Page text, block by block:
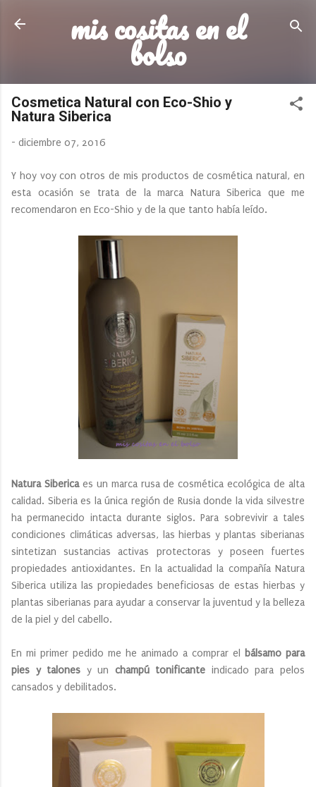
Ir al contenido principal
mis cositas en el
bolso
Cosmetica Natural con Eco-Shio y
Natura Siberica
- diciembre 07, 2016
Y hoy voy con otros de mis productos de cosmética natural, en
esta ocasión se trata de la marca Natura Siberica que me
recomendaron en Eco-Shio y de la que tanto había leído.
Natura Sibericaes un marca rusa de cosmética ecológica de alta
calidad. Siberia es la única región de Rusia donde la vida silvestre
ha permanecido intacta durante siglos. Para sobrevivir a tales
condiciones climáticas adversas, las hierbas y plantas siberianas
sintetizan sustancias activas protectoras y poseen fuertes
propiedades antioxidantes. En la actualidad la compañía Natura
Siberica utiliza las propiedades beneficiosas de estas hierbas y
plantas siberianas para ayudar a conservar la juventud y la belleza
de la piel y del cabello.
En mi primer pedido me he animado a comprar el
bálsamo para
pies y talones y un champú tonificante indicado para pelos
cansados y debilitados.